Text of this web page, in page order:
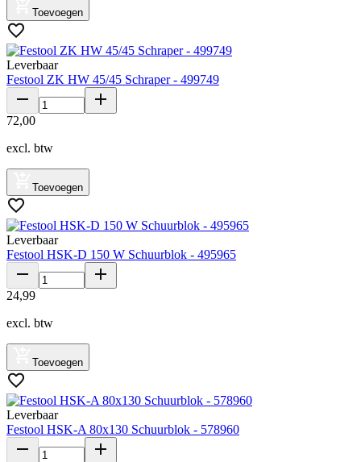
Toevoegen
Leverbaar
Festool ZK HW 45/45 Schraper - 499749
72,00
excl. btw
Toevoegen
Leverbaar
Festool HSK-D 150 W Schuurblok - 495965
24,99
excl. btw
Toevoegen
Leverbaar
Festool HSK-A 80x130 Schuurblok - 578960